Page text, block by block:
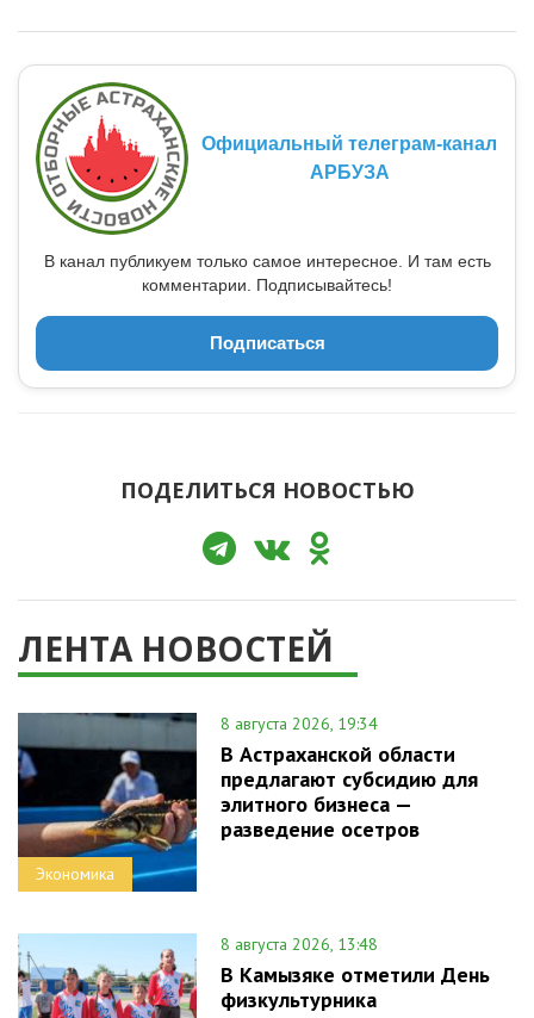
Официальный телеграм-канал
АРБУЗА
В канал публикуем только самое интересное. И там есть
комментарии. Подписывайтесь!
Подписаться
ПОДЕЛИТЬСЯ НОВОСТЬЮ
ЛЕНТА НОВОСТЕЙ
Экономика
8 августа 2026, 19:34
В Астраханской области
предлагают субсидию для
элитного бизнеса —
разведение осетров
8 августа 2026, 13:48
В Камызяке отметили День
физкультурника